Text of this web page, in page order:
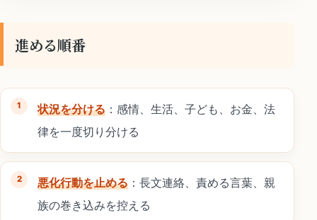
進める順番
状況を分ける ：感情、生活、子ども、お金、法
律を一度切り分ける
悪化行動を止める ：長文連絡、責める言葉、親
族の巻き込みを控える